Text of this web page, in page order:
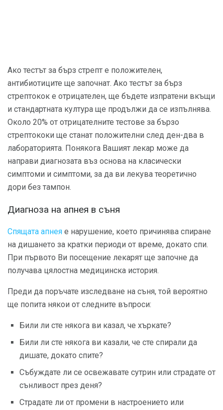
Ако тестът за бърз стрепт е положителен,
антибиотиците ще започнат. Ако тестът за бърз
стрептокок е отрицателен, ще бъдете изпратени вкъщи
и стандартната култура ще продължи да се изпълнява.
Около 20% от отрицателните тестове за бързо
стрептококи ще станат положителни след ден-два в
лабораторията. Понякога Вашият лекар може да
направи диагнозата въз основа на класически
симптоми и симптоми, за да ви лекува теоретично
дори без тампон.
Диагноза на апнея в съня
Спящата апнея е нарушение, което причинява спиране
на дишането за кратки периоди от време, докато спи.
При първото Ви посещение лекарят ще започне да
получава цялостна медицинска история.
Преди да поръчате изследване на съня, той вероятно
ще попита някои от следните въпроси:
Били ли сте някога ви казал, че хъркате?
Били ли сте някога ви казали, че сте спирали да
дишате, докато спите?
Събуждате ли се освежавате сутрин или страдате от
сънливост през деня?
Страдате ли от промени в настроението или